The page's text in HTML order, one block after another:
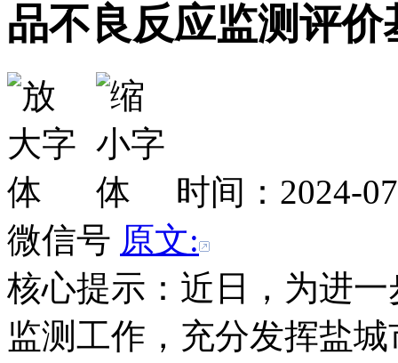
品不良反应监测评
时间：2024-
微信号 原文:
核心提示：近日，为进
监测工作，充分发挥盐